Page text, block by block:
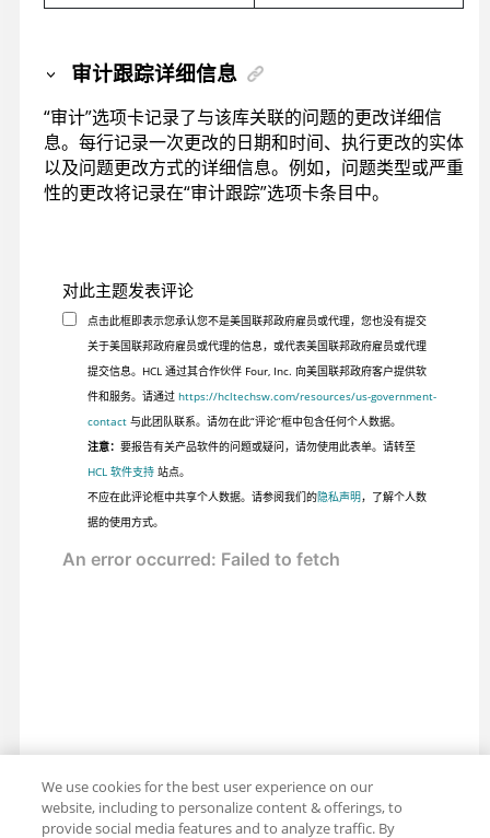
审计跟踪详细信息
“审计”选项卡记录了与该库关联的问题的更改详细信
息。每行记录一次更改的日期和时间、执行更改的实体
以及问题更改方式的详细信息。例如，问题类型或严重
性的更改将记录在“审计跟踪”选项卡条目中。
对此主题发表评论
点击此框即表示您承认您不是美国联邦政府雇员或代理，您也没有提交
关于美国联邦政府雇员或代理的信息，或代表美国联邦政府雇员或代理
提交信息。HCL 通过其合作伙伴 Four, Inc. 向美国联邦政府客户提供软
件和服务。请通过 https://hcltechsw.com/resources/us-government-
contact与此团队联系。请勿在此“评论”框中包含任何个人数据。
注意： 要报告有关产品软件的问题或疑问，请勿使用此表单。请转至
HCL 软件支持站点。
不应在此评论框中共享个人数据。请参阅我们的隐私声明，了解个人数
据的使用方式。
We use cookies for the best user experience on our
website, including to personalize content & offerings, to
provide social media features and to analyze traffic. By